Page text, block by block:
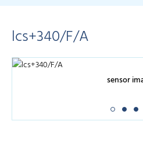
lcs+340/F/A
sensor